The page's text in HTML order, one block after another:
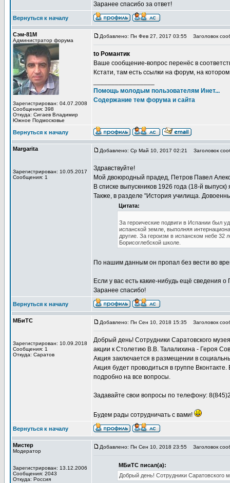
Заранее спасибо за ответ!
Вернуться к началу
Сэм-81М
Администратор форума
Зарегистрирован: 04.07.2008
Сообщения: 398
Откуда: Сигаев Владимир
Южное Подмосковье
Добавлено: Пн Фев 27, 2017 03:55 Заголовок
to Романтик
Ваше сообщение-вопрос перенёс в
Кстати, там есть ссылки на форум, на
Помощь молодым пользователям Инет...
Содержание тем форума и сайта
Вернуться к началу
Margarita
Зарегистрирован: 10.05.2017
Сообщения: 1
Добавлено: Ср Май 10, 2017 02:21 Заголовок
Здравствуйте!
Мой двоюродный прадед, Петров Павел
В списке выпускников 1926 года (18-й
Также, в разделе "История училища.
Цитата:
За героические подвиги в Испании был
испанской земле, выполняя
другие. За героизм в испанском небе 32
Борисоглебской школе.
По нашим данным он пропал без вести во
Если у вас есть какие-нибудь ещё сведения
Заранее спасибо!
Вернуться к началу
МБиТС
Зарегистрирован: 10.09.2018
Сообщения: 1
Откуда: Саратов
Добавлено: Пн Сен 10, 2018 15:35 Заголовок
Добрый день! Сотрудники Саратовского
акции к Столетию В.В. Талалихина - Героя
Акция заключается в размещении в
Акция будет проводиться в группе
подробно на все вопросы.
Задавайте свои вопросы по телефону:
Будем рады сотрудничать с вами!
Вернуться к началу
Мистер
Модератор
Зарегистрирован: 13.12.2006
Сообщения: 2043
Откуда: Россия
Добавлено: Пн Сен 10, 2018 23:55 Заголовок
МБиТС писал(а):
Добрый день! Сотрудники Саратовского